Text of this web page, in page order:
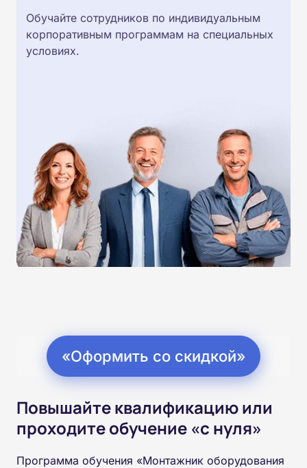
Обучайте сотрудников по индивидуальным
корпоративным программам на специальных
условиях.
«Оформить со скидкой»
Повышайте квалификацию или
проходите обучение «с нуля»
Программа обучения «Монтажник оборудования